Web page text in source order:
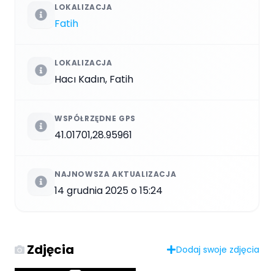
LOKALIZACJA
Fatih
LOKALIZACJA
Hacı Kadın, Fatih
WSPÓŁRZĘDNE GPS
41.01701,28.95961
NAJNOWSZA AKTUALIZACJA
14 grudnia 2025 o 15:24
Zdjęcia Dodaj swoje zdjęcia